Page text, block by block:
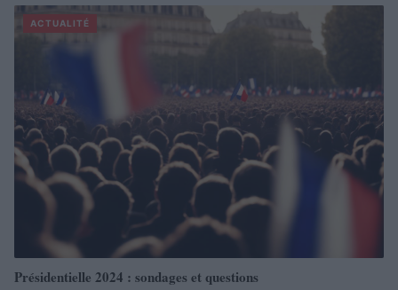
ACTUALITÉ
Présidentielle 2024 : sondages et questions